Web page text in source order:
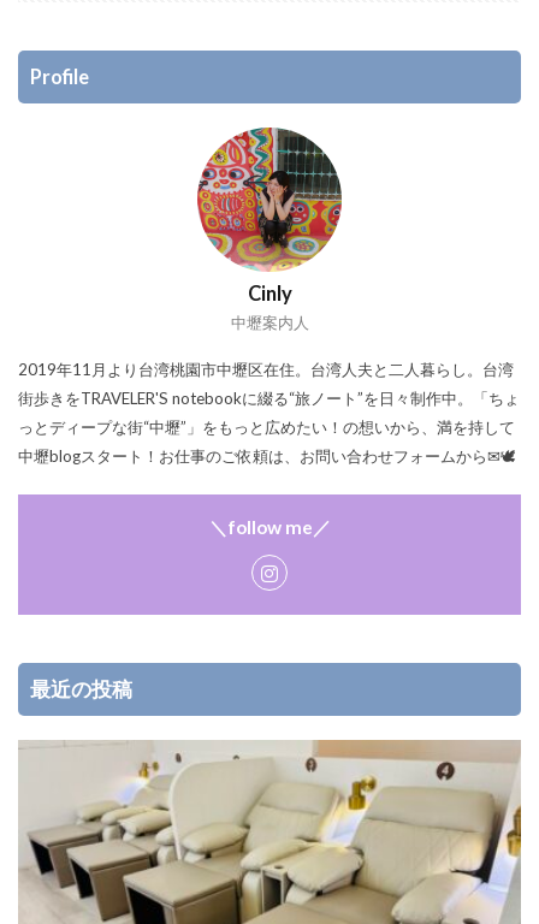
Profile
Cinly
中壢案内人
2019年11月より台湾桃園市中壢区在住。台湾人夫と二人暮らし。台湾
街歩きをTRAVELER'S notebookに綴る“旅ノート”を日々制作中。「ちょ
っとディープな街“中壢”」をもっと広めたい！の想いから、満を持して
中壢blogスタート！お仕事のご依頼は、お問い合わせフォームから✉🕊
＼follow me／
最近の投稿